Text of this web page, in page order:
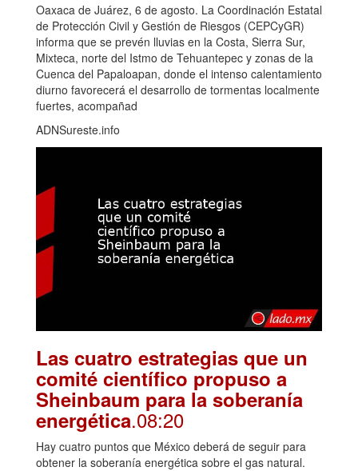
Oaxaca de Juárez, 6 de agosto. La Coordinación Estatal
de Protección Civil y Gestión de Riesgos (CEPCyGR)
informa que se prevén lluvias en la Costa, Sierra Sur,
Mixteca, norte del Istmo de Tehuantepec y zonas de la
Cuenca del Papaloapan, donde el intenso calentamiento
diurno favorecerá el desarrollo de tormentas localmente
fuertes, acompañad
ADNSureste.info
Las cuatro estrategias que un
comité científico propuso a
Sheinbaum para la soberanía
energética.08:20
Hay cuatro puntos que México deberá de seguir para
obtener la soberanía energética sobre el gas natural.